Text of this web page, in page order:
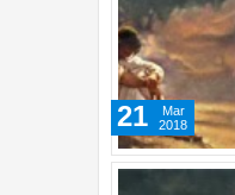
21
Mar
2018